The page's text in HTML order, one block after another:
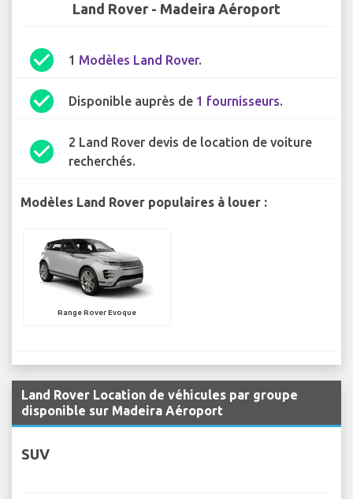
Land Rover - Madeira Aéroport
check_circle 1 Modèles Land Rover.
check_circle Disponible auprès de 1 fournisseurs.
check_circle
2 Land Rover devis de location de voiture
recherchés.
Modèles Land Rover populaires à louer :
Range Rover Evoque
Land Rover Location de véhicules par groupe
disponible sur Madeira Aéroport
SUV